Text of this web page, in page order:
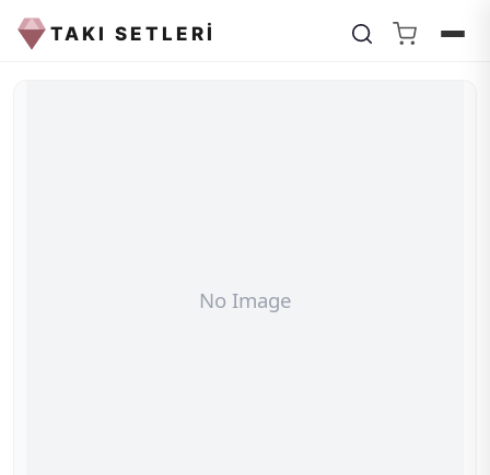
TAKI SETLERİ